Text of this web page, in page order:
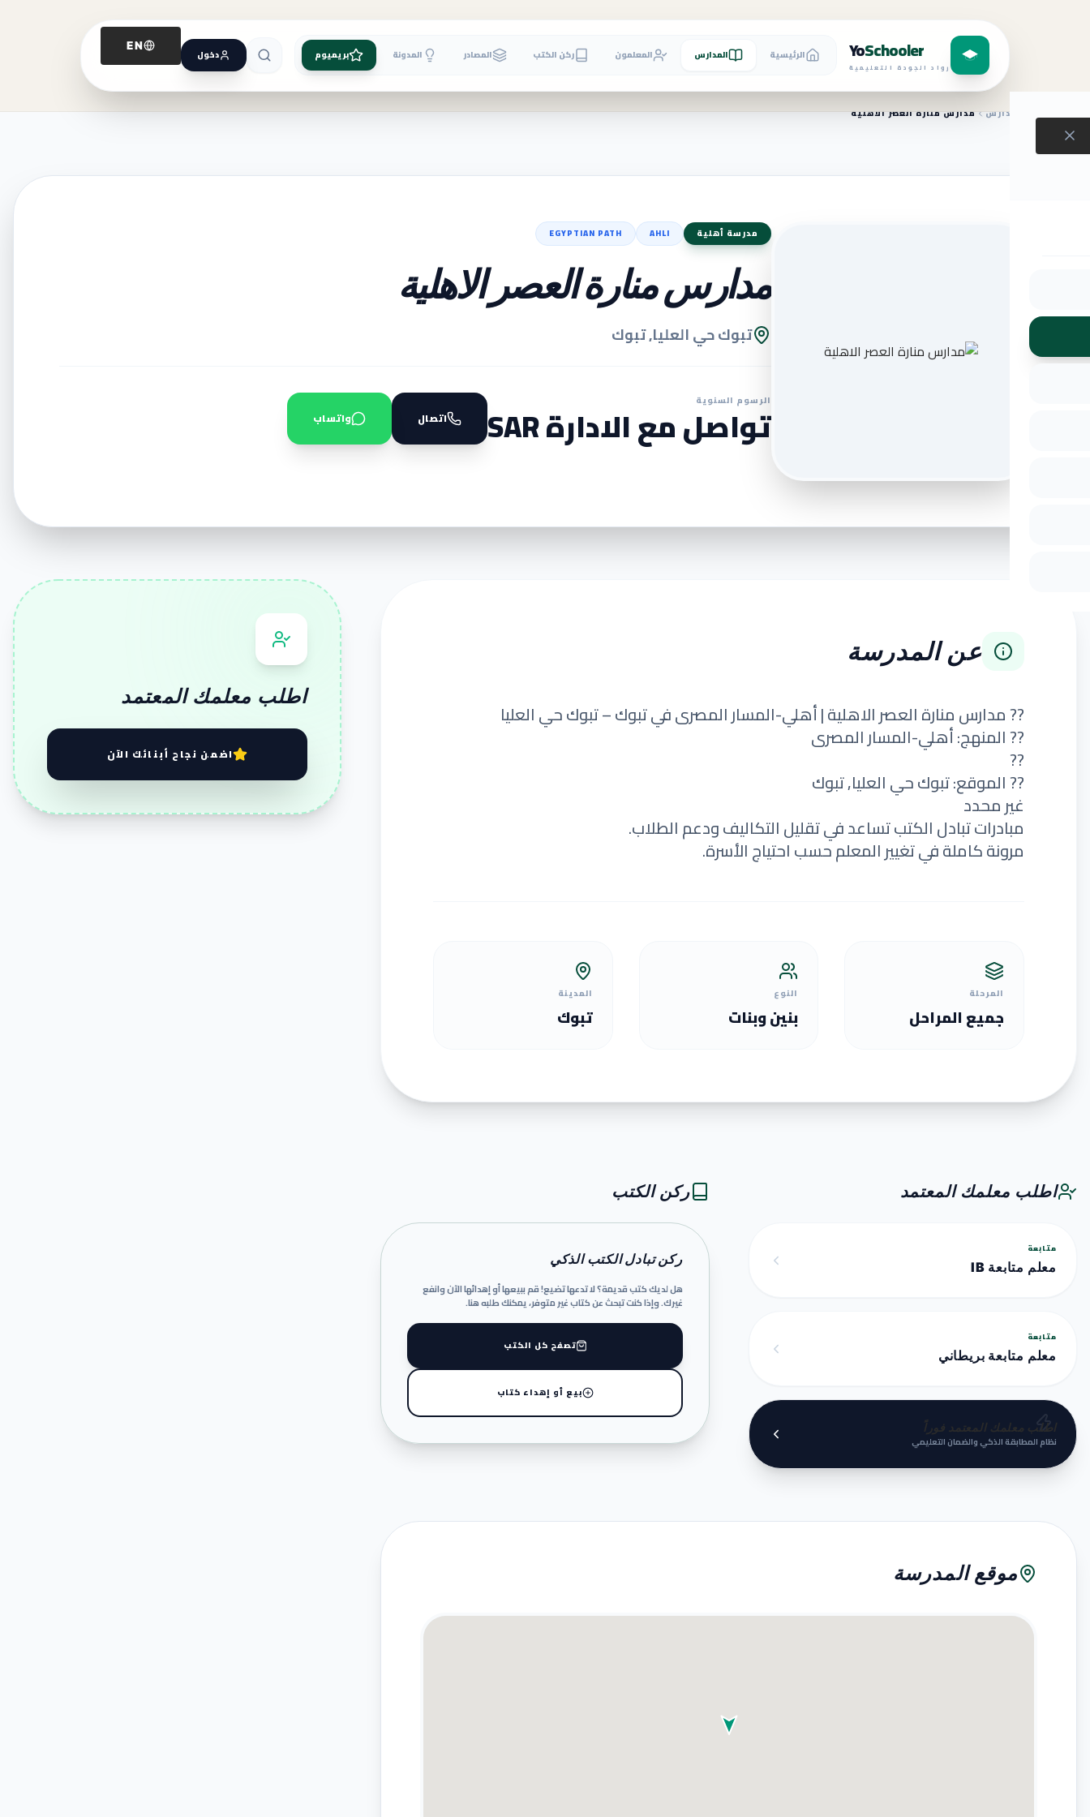
YoSchooler
رواد الجودة التعليمية
الرئيسية المدارس المعلمون ركن الكتب المصادر المدونة بريميوم دخول
EN
المدارس مدارس منارة العصر الاهلية
مدرسة أهلية AHLI
EGYPTIAN PATH
مدارس منارة العصر الاهلية
تبوك حي العليا, تبوك
الرسوم السنوية
تواصل مع الادارة SAR اتصال واتساب
عن المدرسة
?? مدارس منارة العصر الاهلية | أهلي-المسار المصرى في تبوك – تبوك حي العليا
?? المنهج: أهلي-المسار المصرى
??
?? الموقع: تبوك حي العليا, تبوك
غير محدد
مبادرات تبادل الكتب تساعد في تقليل التكاليف ودعم الطلاب.
مرونة كاملة في تغيير المعلم حسب احتياج الأسرة.
المرحلة
جميع المراحل
النوع
بنين وبنات
المدينة
تبوك
اطلب معلمك المعتمد
متابعة
معلم متابعة IB
متابعة
معلم متابعة بريطاني
اطلب معلمك المعتمد فوراً
نظام المطابقة الذكي والضمان التعليمي
ركن الكتب
ركن تبادل الكتب الذكي
هل لديك كتب قديمة؟ لا تدعها تضيع! قم ببيعها أو إهدائها الآن وانفع
غيرك. وإذا كنت تبحث عن كتاب غير متوفر، يمكنك طلبه هنا.
تصفح كل الكتب
بيع أو إهداء كتاب
موقع المدرسة
اطلب معلمك المعتمد
اضمن نجاح أبنائك الآن